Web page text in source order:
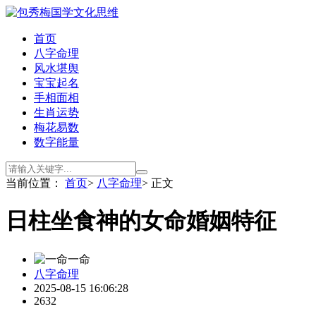
首页
八字命理
风水堪舆
宝宝起名
手相面相
生肖运势
梅花易数
数字能量
当前位置： 首页> 八字命理> 正文
日柱坐食神的女命婚姻特征
一命
八字命理
2025-08-15 16:06:28
2632